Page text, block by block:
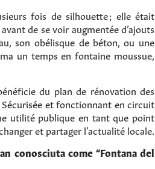
fois de silhouette ; elle était
de se voir augmentée d’ajouts
son obélisque de béton, ou une
un temps en fontaine moussue,
du plan de rénovation des
et fonctionnant en circuit
utilité publique en tant que point
et partager l’actualité locale.
conosciuta come “Fontana del